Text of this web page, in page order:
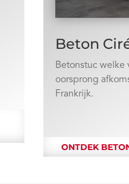
Beton
Betonstuc welke
oorsprong
Frankrijk.
ONTDEK